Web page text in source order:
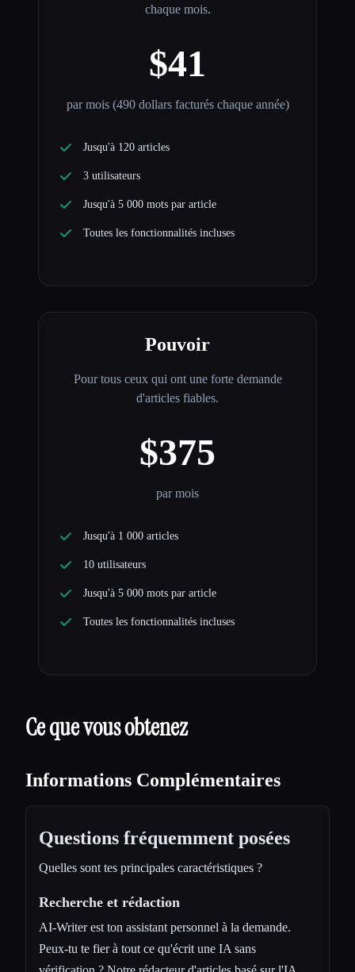
chaque mois.
$41
par mois (490 dollars facturés chaque année)
Jusqu'à 120 articles
3 utilisateurs
Jusqu'à 5 000 mots par article
Toutes les fonctionnalités incluses
Pouvoir
Pour tous ceux qui ont une forte demande
d'articles fiables.
$375
par mois
Jusqu'à 1 000 articles
10 utilisateurs
Jusqu'à 5 000 mots par article
Toutes les fonctionnalités incluses
Ce que vous obtenez
Informations Complémentaires
Questions fréquemment posées
Quelles sont tes principales caractéristiques ?
Recherche et rédaction
AI-Writer est ton assistant personnel à la demande.
Peux-tu te fier à tout ce qu'écrit une IA sans